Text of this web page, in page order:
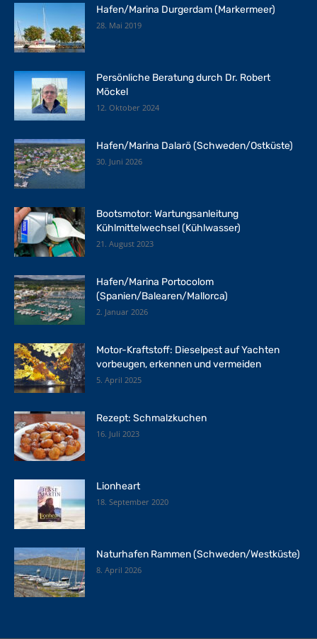
Hafen/Marina Durgerdam (Markermeer)
28. Mai 2019
Persönliche Beratung durch Dr. Robert
Möckel
12. Oktober 2024
Hafen/Marina Dalarö (Schweden/Ostküste)
30. Juni 2026
Bootsmotor: Wartungsanleitung
Kühlmittelwechsel (Kühlwasser)
21. August 2023
Hafen/Marina Portocolom
(Spanien/Balearen/Mallorca)
2. Januar 2026
Motor-Kraftstoff: Dieselpest auf Yachten
vorbeugen, erkennen und vermeiden
5. April 2025
Rezept: Schmalzkuchen
16. Juli 2023
Lionheart
18. September 2020
Naturhafen Rammen (Schweden/Westküste)
8. April 2026